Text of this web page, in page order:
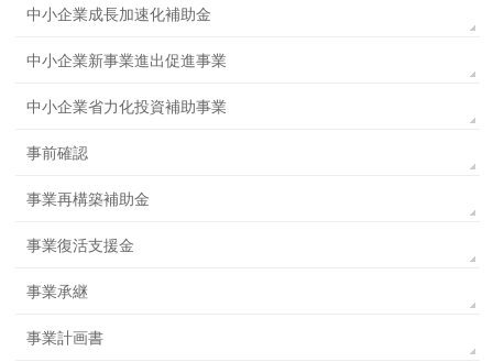
中小企業成長加速化補助金
中小企業新事業進出促進事業
中小企業省力化投資補助事業
事前確認
事業再構築補助金
事業復活支援金
事業承継
事業計画書